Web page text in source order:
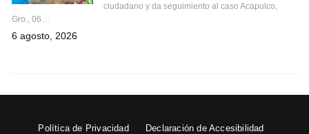
ciudadano y da seguimiento al caso Acapulco,
Gro., 06…
6 agosto, 2026
Política de Privacidad
Declaración de Accesibilidad